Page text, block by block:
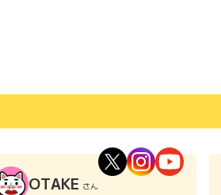
OTAKE さん